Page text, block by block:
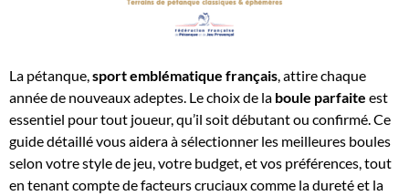
La pétanque,sport emblématique français, attire chaque
année de nouveaux adeptes. Le choix de la boule parfaite est
essentiel pour tout joueur, qu’il soit débutant ou confirmé. Ce
guide détaillé vous aidera à sélectionner les meilleures boules
selon votre style de jeu, votre budget, et vos préférences, tout
en tenant compte de facteurs cruciaux comme la dureté et la